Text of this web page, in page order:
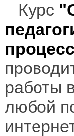
Курс
работы
любой